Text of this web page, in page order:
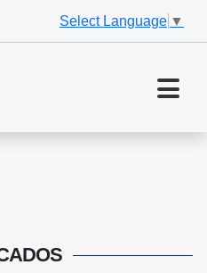
Select Language ▼